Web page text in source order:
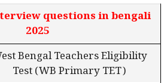
questions in bengali
2025
Bengal Teachers Eligibility
Test (WB Primary TET)